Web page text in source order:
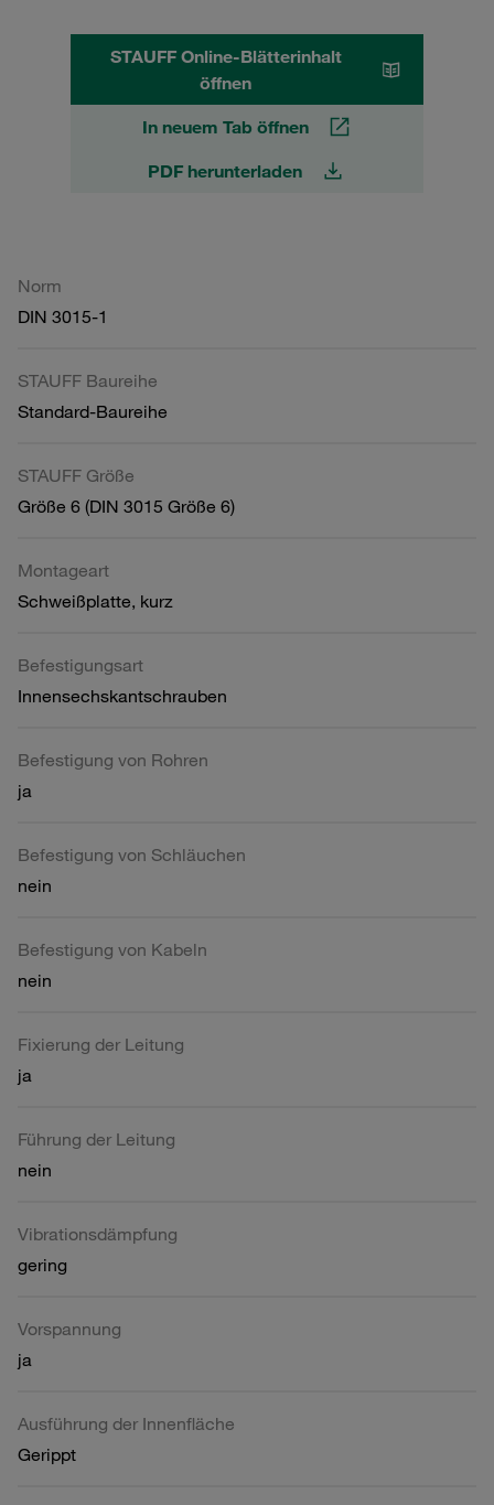
STAUFF Online-Blätterinhalt
öffnen
In neuem Tab öffnen
PDF herunterladen
Norm
DIN 3015-1
STAUFF Baureihe
Standard-Baureihe
STAUFF Größe
Größe 6 (DIN 3015 Größe 6)
Montageart
Schweißplatte, kurz
Befestigungsart
Innensechskantschrauben
Befestigung von Rohren
ja
Befestigung von Schläuchen
nein
Befestigung von Kabeln
nein
Fixierung der Leitung
ja
Führung der Leitung
nein
Vibrationsdämpfung
gering
Vorspannung
ja
Ausführung der Innenfläche
Gerippt